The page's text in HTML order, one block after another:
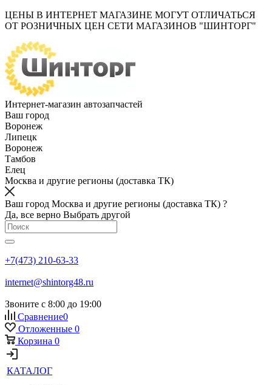
ЦЕНЫ В ИНТЕРНЕТ МАГАЗИНЕ МОГУТ ОТЛИЧАТЬСЯ
ОТ РОЗНИЧНЫХ ЦЕН СЕТИ МАГАЗИНОВ "ШИНТОРГ"
Интернет-магазин автозапчастей
Ваш город
Воронеж
Липецк
Воронеж
Тамбов
Елец
Москва и другие регионы (доставка ТК)
Ваш город Москва и другие регионы (доставка ТК) ?
Да, все верно Выбрать другой
+7(473) 210-63-33
internet@shintorg48.ru
Звоните с 8:00 до 19:00
Сравнение0
Отложенные 0
Корзина 0
КАТАЛОГ